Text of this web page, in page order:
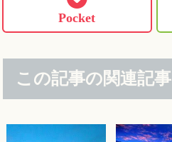
Pocket
この記事の関連記事